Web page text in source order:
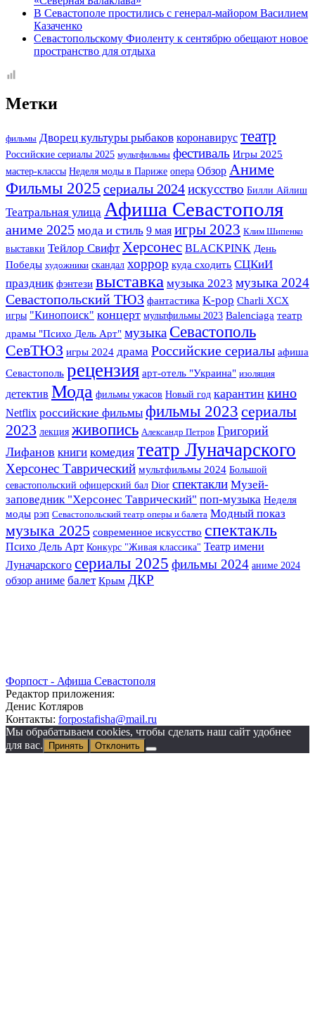
В Севастополе простились с генерал-майором Василием
Казаченко
Севастопольскому Фиоленту к сентябрю обещают новое
пространство для отдыха
Метки
фильмы Дворец культуры рыбаков коронавирус театр
Российские сериалы 2025 мультфильмы фестиваль Игры 2025
мастер-классы Неделя моды в Париже опера Обзор Аниме
Фильмы 2025 сериалы 2024искусство Билли Айлиш
Театральная улица Афиша Севастополя
аниме 2025 мода и стиль 9 мая игры 2023 Клим Шипенко
выставки Тейлор Свифт Херсонес BLACKPINK День
Победы художники скандал хоррор куда сходить СЦКиИ
праздник фэнтези выставка музыка 2023 музыка 2024
Севастопольский ТЮЗ фантастика K-pop Charli XCX
игры "Кинопоиск" концерт мультфильмы 2023 Balenciaga театр
драмы "Психо Дель Арт" музыка Севастополь
СевТЮЗ игры 2024 драма Российские сериалы афиша
Севастополь рецензия арт-отель "Украина" изоляция
детектив Мода фильмы ужасов Новый год карантин кино
Netflix российские фильмы фильмы 2023 сериалы
2023 лекция живопись Александр Петров Григорий
Лифанов книги комедия театр Луначарского
Херсонес Таврический мультфильмы 2024 Большой
севастопольский офицерский бал Dior спектакли Музей-
заповедник "Херсонес Таврический" поп-музыка Неделя
моды рэп Севастопольский театр оперы и балета Модный показ
музыка 2025 современное искусство спектакль
Психо Дель Арт Конкурс "Живая классика" Театр имени
Луначарского сериалы 2025 фильмы 2024 аниме 2024
обзор аниме балет Крым ДКР
Форпост - Афиша Севастополя
Редактор приложения:
Денис Котляров
Контакты: forpostafisha@mail.ru
Мы обрабатываем cookies, чтобы сделать наш сайт удобнее
для вас.
Принять Отклонить